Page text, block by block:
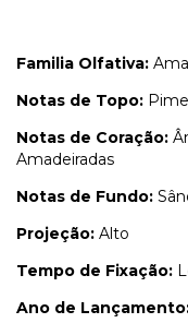
Familia Olfativa:
Notas de Topo:
Notas de Coração:
Amadeiradas
Notas de Fundo:
Projeção: Alto
Tempo de Fixação:
Ano de